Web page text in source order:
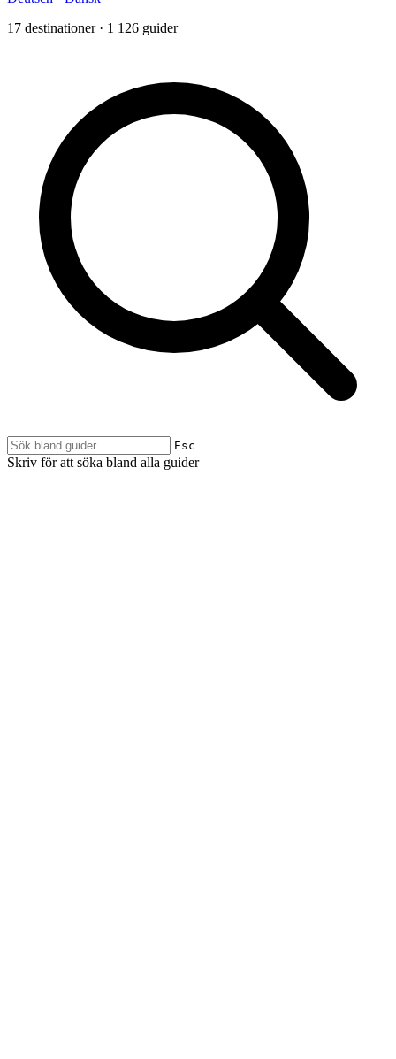
17 destinationer · 1 126 guider
Esc
Skriv för att söka bland alla guider